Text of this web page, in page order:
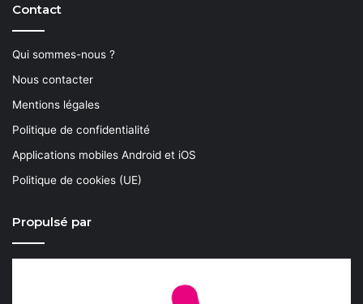
Contact
Qui sommes-nous ?
Nous contacter
Mentions légales
Politique de confidentialité
Applications mobiles Android et iOS
Politique de cookies (UE)
Propulsé par